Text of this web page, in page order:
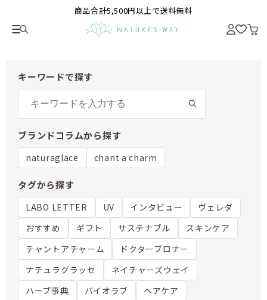
商品合計5,500円以上で送料無料
キーワードで探す
ブランドコラムから探す
naturaglace chant a charm
タグから探す
LABO LETTER UV インタビュー
ヴェレダ
おすすめ
ギフト サステナブル
スキンケア
チャントアチャーム
ドクターブロナー
ナチュラグラッセ
ネイチャーズウェイ
ハーブ事典
バイオラブ
ヘアケア